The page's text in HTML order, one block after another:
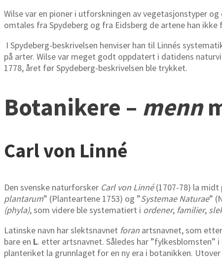
Wilse var en pioner i utforskningen av vegetasjonstyper
omtales fra Spydeberg og fra Eidsberg de artene han ikke
I Spydeberg-beskrivelsen henviser han til Linnés
på arter. Wilse var meget godt oppdatert i datidens
1778, året før Spydeberg-beskrivelsen ble trykket.
Botanikere – menn
Carl von Linné
Den svenske naturforsker Carl von Linné(1707-78) la midt
plantarum” (Planteartene 1753) og ”Systemae Naturae”
(phyla), som videre ble systematiert i ordener, familier,
Latinske navn har slektsnavnet foran artsnavnet, som
bare en L. etter artsnavnet. Således har
planteriket la grunnlaget for en ny era i botanikken.